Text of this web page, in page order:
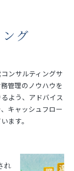
グ
ンサルティングサ
管理のノウハウを
よう、アドバイス
キャッシュフロー
ます。
れ